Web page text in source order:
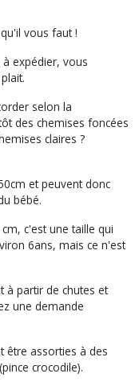
vous faut !
expédier, vous
selon la
des chemises foncées
claires ?
et peuvent donc
bébé.
c'est une taille qui
6ans, mais ce n'est
à partir de chutes et
une demande
être assorties à des
crocodile).